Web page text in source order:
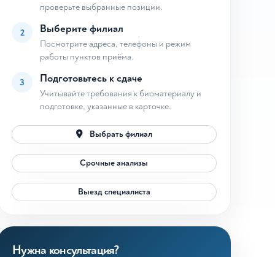
проверьте выбранные позиции.
2 Выберите филиал
Посмотрите адреса, телефоны и режим
работы пунктов приёма.
3 Подготовьтесь к сдаче
Учитывайте требования к биоматериалу и
подготовке, указанные в карточке.
Выбрать филиал
Срочные анализы
Выезд специалиста
Нужна консультация?